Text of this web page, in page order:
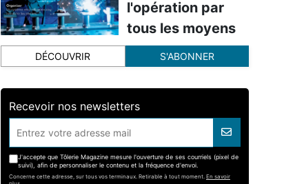
l'opération par
tous les moyens
DÉCOUVRIR S'ABONNER
Recevoir nos newsletters
J'accepte que Tôlerie Magazine mesure l'ouverture de ses courriels (pixel de
suivi), afin de personnaliser le contenu et la fréquence d'envoi.
Concerne cette adresse, sur tous vos terminaux. Retirable à tout moment. En savoir